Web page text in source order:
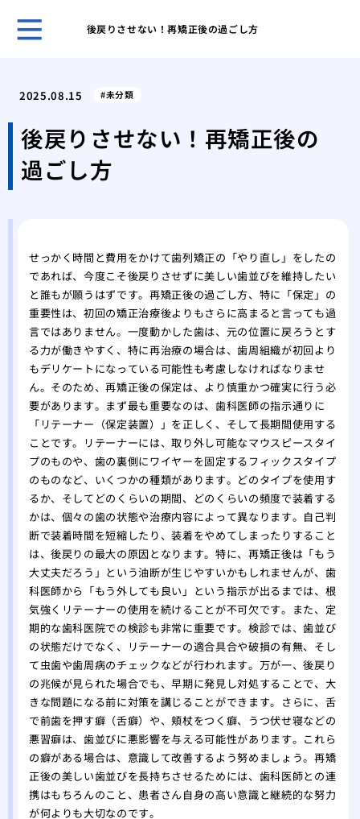
後戻りさせない！再矯正後の過ごし方
美
の詳
2025.08.15 未分類
後戻りさせない！再矯正後の
過ごし方
せっかく時間と費用をかけて歯列矯正の「やり直し」をしたの
であれば、今度こそ後戻りさせずに美しい歯並びを維持したい
と誰もが願うはずです。再矯正後の過ごし方、特に「保定」の
重要性は、初回の矯正治療後よりもさらに高まると言っても過
言ではありません。一度動かした歯は、元の位置に戻ろうとす
る力が働きやすく、特に再治療の場合は、歯周組織が初回より
もデリケートになっている可能性も考慮しなければなりませ
ん。そのため、再矯正後の保定は、より慎重かつ確実に行う必
要があります。まず最も重要なのは、歯科医師の指示通りに
「リテーナー（保定装置）」を正しく、そして長期間使用する
ことです。リテーナーには、取り外し可能なマウスピースタイ
プのものや、歯の裏側にワイヤーを固定するフィックスタイプ
のものなど、いくつかの種類があります。どのタイプを使用す
るか、そしてどのくらいの期間、どのくらいの頻度で装着する
かは、個々の歯の状態や治療内容によって異なります。自己判
断で装着時間を短縮したり、装着をやめてしまったりすること
は、後戻りの最大の原因となります。特に、再矯正後は「もう
大丈夫だろう」という油断が生じやすいかもしれませんが、歯
科医師から「もう外しても良い」という指示が出るまでは、根
気強くリテーナーの使用を続けることが不可欠です。また、定
期的な歯科医院での検診も非常に重要です。検診では、歯並び
の状態だけでなく、リテーナーの適合具合や破損の有無、そし
て虫歯や歯周病のチェックなどが行われます。万が一、後戻り
の兆候が見られた場合でも、早期に発見し対処することで、大
きな問題になる前に対策を講じることができます。さらに、舌
で前歯を押す癖（舌癖）や、頬杖をつく癖、うつ伏せ寝などの
悪習癖は、歯並びに悪影響を与える可能性があります。これら
の癖がある場合は、意識して改善するよう努めましょう。再矯
正後の美しい歯並びを長持ちさせるためには、歯科医師との連
携はもちろんのこと、患者さん自身の高い意識と継続的な努力
が何よりも大切なのです。